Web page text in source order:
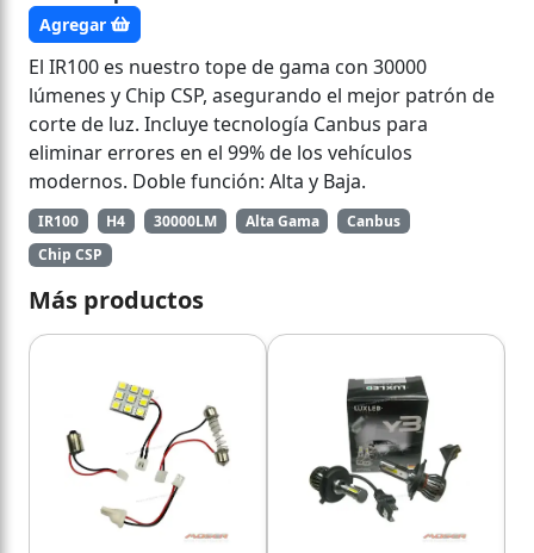
Agregar
El IR100 es nuestro tope de gama con 30000
lúmenes y Chip CSP, asegurando el mejor patrón de
corte de luz. Incluye tecnología Canbus para
eliminar errores en el 99% de los vehículos
modernos. Doble función: Alta y Baja.
IR100 H4 30000LM Alta Gama
Canbus
Chip CSP
Más productos